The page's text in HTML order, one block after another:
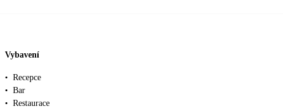
Vybavení
• Recepce
• Bar
• Restaurace